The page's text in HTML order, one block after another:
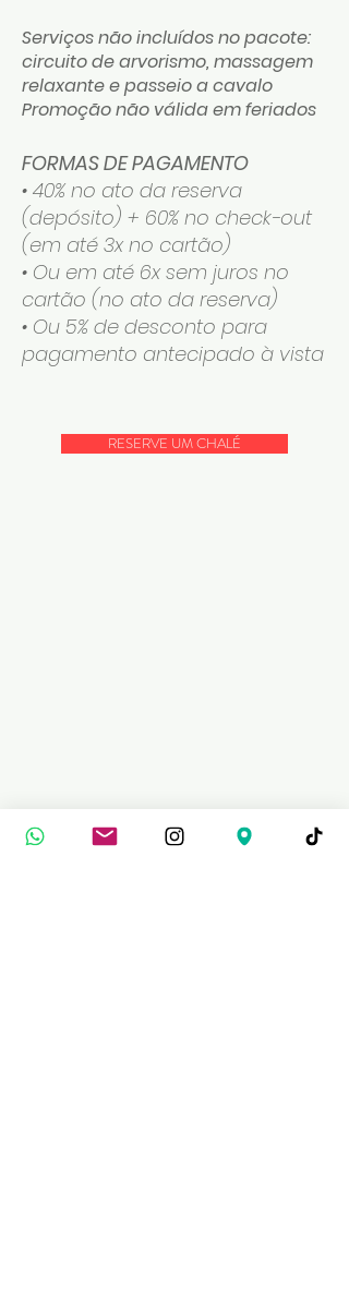
Serviços não incluídos no pacote:
circuito de arvorismo, massagem
relaxante e passeio a cavalo
Promoção não válida em feriados
FORMAS DE PAGAMENTO
• 40% no ato da reserva
(depósito) + 60% no check-out
(em até 3x no cartão)
• Ou em até 6x sem juros no
cartão (no ato da reserva)
• Ou 5% de desconto para
pagamento antecipado à vista
RESERVE UM CHALÉ